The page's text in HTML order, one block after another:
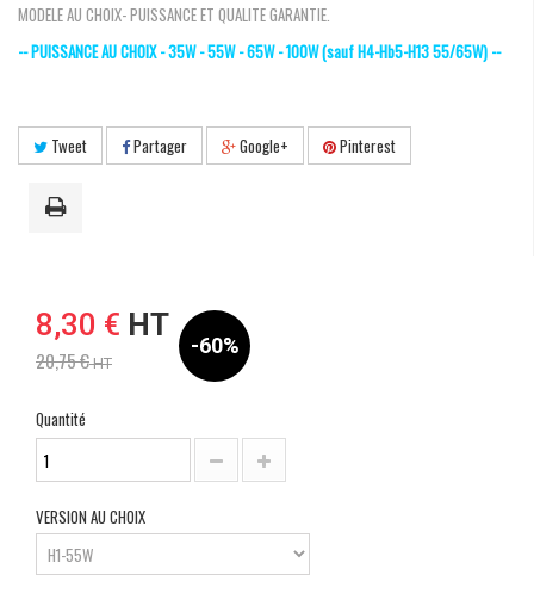
MODELE AU CHOIX- PUISSANCE ET QUALITE GARANTIE.
-- PUISSANCE AU CHOIX - 35W - 55W - 65W - 100W (sauf H4-Hb5-H13 55/65W) --
Tweet Partager Google+ Pinterest
8,30 € HT
20,75 €HT
-60%
Quantité
VERSION AU CHOIX